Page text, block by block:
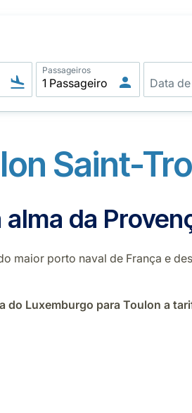
Passageiros
Saint-
da
porto naval de França e
do Luxemburgo para Toulon a